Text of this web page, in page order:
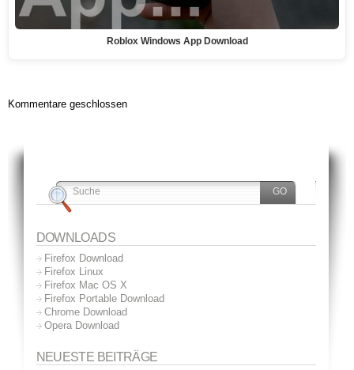
Roblox Windows App Download
Kommentare geschlossen
DOWNLOADS
Firefox Download
Firefox Linux
Firefox Mac OS X
Firefox Portable Download
Chrome Download
Opera Download
NEUESTE BEITRÄGE